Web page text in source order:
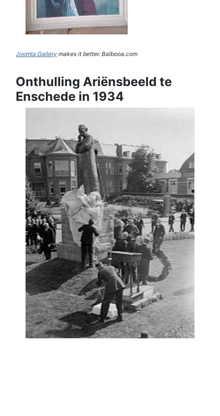
Joomla Gallery makes it better. Balbooa.com
Onthulling Ariënsbeeld te
Enschede in 1934